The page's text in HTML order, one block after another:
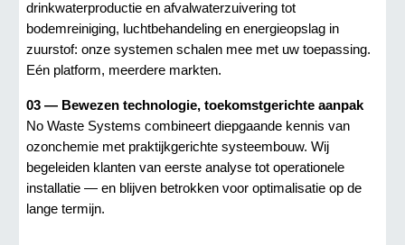
drinkwaterproductie en afvalwaterzuivering tot
bodemreiniging, luchtbehandeling en energieopslag in
zuurstof: onze systemen schalen mee met uw toepassing.
Eén platform, meerdere markten.
03 — Bewezen technologie, toekomstgerichte aanpak
No Waste Systems combineert diepgaande kennis van
ozonchemie met praktijkgerichte systeembouw. Wij
begeleiden klanten van eerste analyse tot operationele
installatie — en blijven betrokken voor optimalisatie op de
lange termijn.